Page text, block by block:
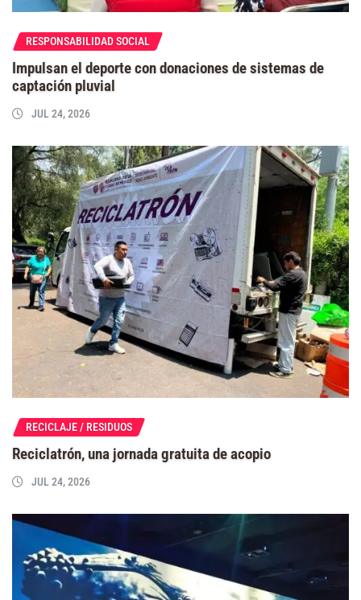
RESPONSABILIDAD SOCIAL
Impulsan el deporte con donaciones de sistemas de
captación pluvial
JUL 24, 2026
RECICLAJE / RESIDUOS
Reciclatrón, una jornada gratuita de acopio
JUL 24, 2026